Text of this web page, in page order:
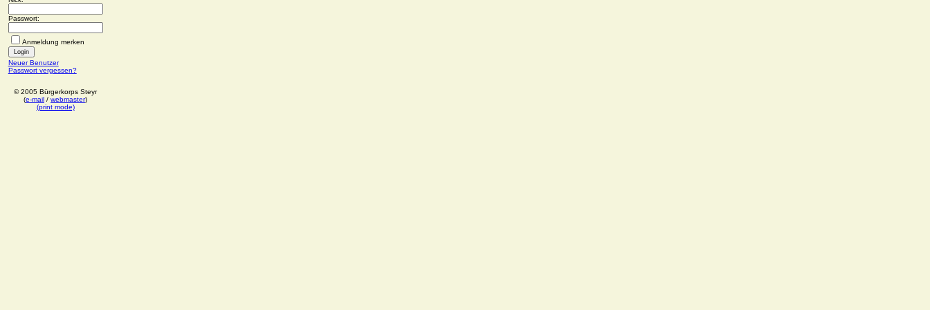
Passwort:
Anmeldung merken
Neuer Benutzer
Passwort vergessen?
© 2005 Bürgerkorps Steyr
(e-mail / webmaster)
(print mode)